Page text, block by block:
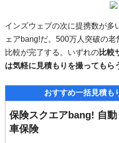
インズウェブの次に提携数が多
ェアbang!だ。500万人突破の
比較が完了する。いずれの比較
は気軽に見積もりを撮ってもら
おすすめ一括見積も
保険スクエアbang! 自動
車保険